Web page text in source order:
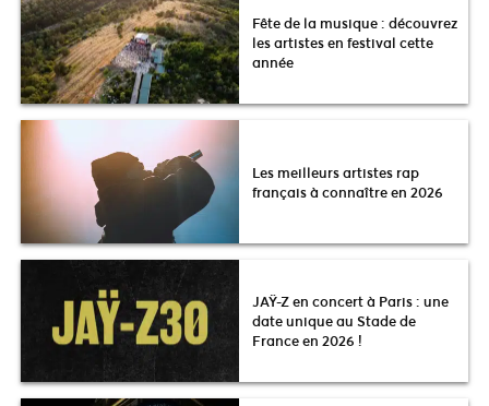
Fête de la musique : découvrez
les artistes en festival cette
année
Les meilleurs artistes rap
français à connaître en 2026
JAŸ-Z en concert à Paris : une
date unique au Stade de
France en 2026 !